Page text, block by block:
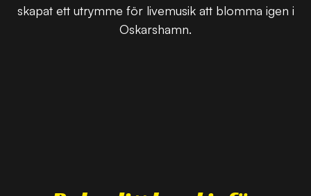
skapat ett utrymme för livemusik att blomma igen i
Oskarshamn.